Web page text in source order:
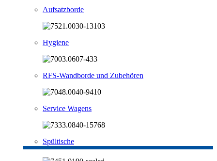
Aufsatzborde
Hygiene
RFS-Wandborde und Zubehören
Service Wagens
Spültische